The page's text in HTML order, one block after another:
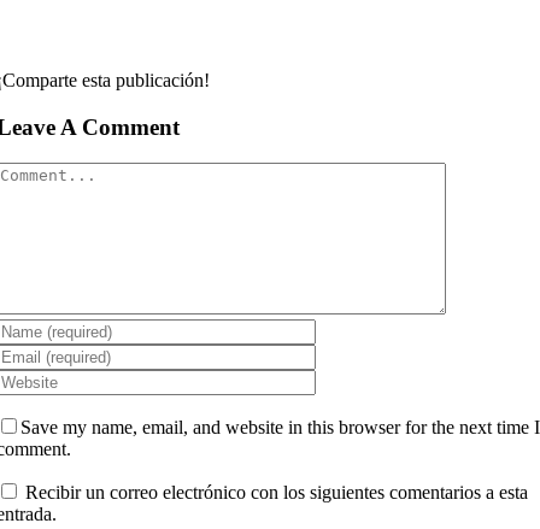
esta publicación!
A Comment
Save my name, email, and website in this browser for the next time I
Recibir un correo electrónico con los siguientes comentarios a esta